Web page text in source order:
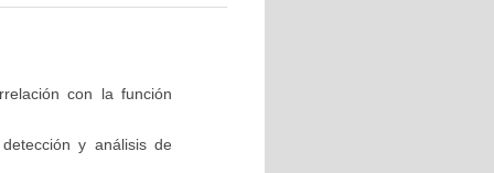
con la función
y análisis de